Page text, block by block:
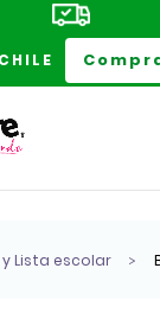
Lista escolar